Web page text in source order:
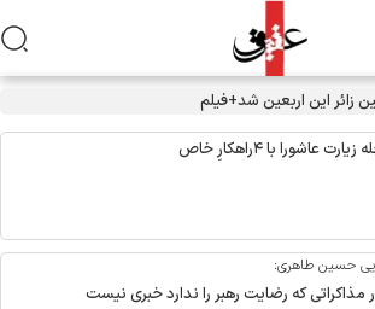
این اربعین شد+فیلم
عاشورا با ۴راهکارِ خاص
حسین طاهری:
که رضایت رهبر را ندارد خبری نیست